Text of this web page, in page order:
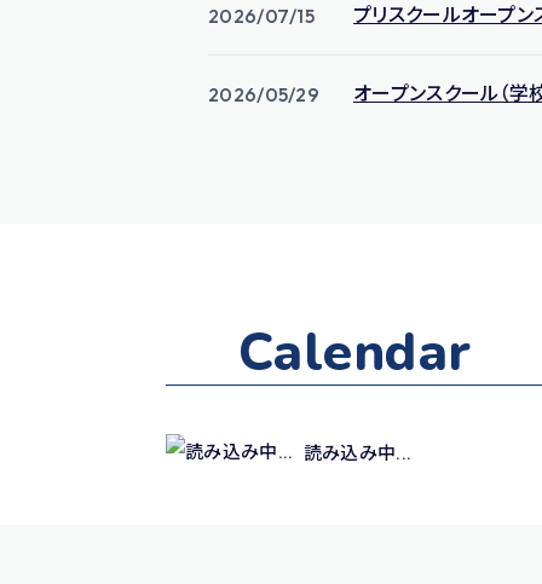
2026/07/15 プリスクールオープン
2026/05/29 オープンスクール（学
Calendar
読み込み中...